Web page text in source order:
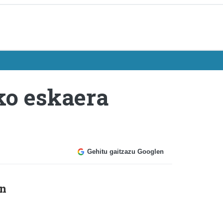
eskaera
Gehitu gaitzazu Googlen